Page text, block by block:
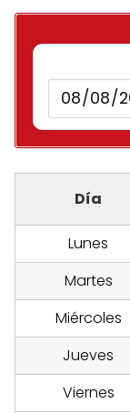
Día
Lunes
Martes
Miércoles
Jueves
Viernes